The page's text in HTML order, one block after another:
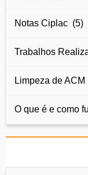
Notas Ciplac (5)
Trabalhos
Limpeza de
O que é e como